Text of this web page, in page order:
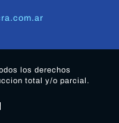
los derechos
total y/o parcial.